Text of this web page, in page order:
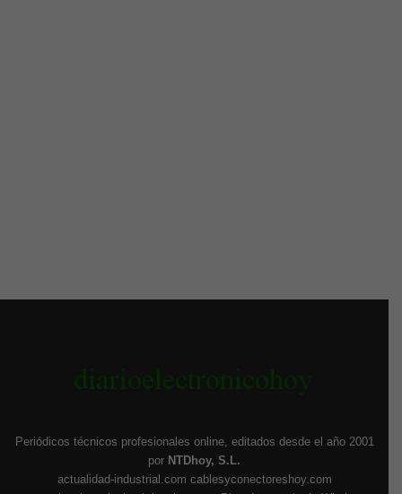
Periódicos técnicos profesionales online, editados desde el año 2001
por NTDhoy, S.L.
actualidad-industrial.com cablesyconectoreshoy.com